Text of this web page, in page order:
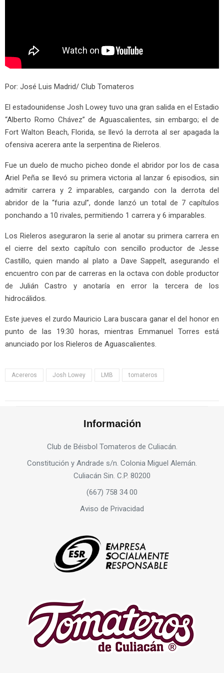
Por: José Luis Madrid/ Club Tomateros
El estadounidense Josh Lowey tuvo una gran salida en el Estadio
“Alberto Romo Chávez” de Aguascalientes, sin embargo; el de
Fort Walton Beach, Florida, se llevó la derrota al ser apagada la
ofensiva acerera ante la serpentina de Rieleros.
Fue un duelo de mucho picheo donde el abridor por los de casa
Ariel Peña se llevó su primera victoria al lanzar 6 episodios, sin
admitir carrera y 2 imparables, cargando con la derrota del
abridor de la “furia azul”, donde lanzó un total de 7 capítulos
ponchando a 10 rivales, permitiendo 1 carrera y 6 imparables.
Los Rieleros aseguraron la serie al anotar su primera carrera en
el cierre del sexto capítulo con sencillo productor de Jesse
Castillo, quien mando al plato a Dave Sappelt, asegurando el
encuentro con par de carreras en la octava con doble productor
de Julián Castro y anotaría en error la tercera de los
hidrocálidos.
Este jueves el zurdo Mauricio Lara buscara ganar el del honor en
punto de las 19:30 horas, mientras Emmanuel Torres está
anunciado por los Rieleros de Aguascalientes.
Acereros Josh Lowey LMB tomateros
Información
Club de Béisbol Tomateros de Culiacán.
Constitución y Andrade s/n. Colonia Miguel Alemán.
Culiacán Sin. C.P. 80200
(667) 758 34 00
Aviso de Privacidad